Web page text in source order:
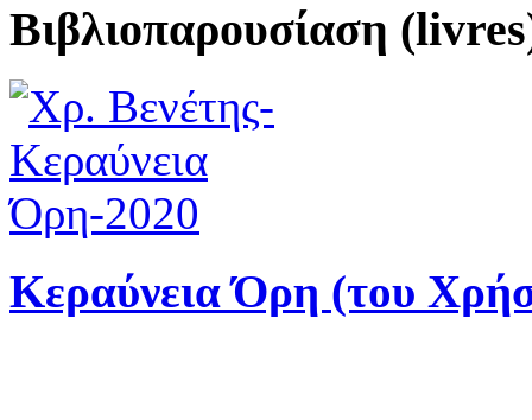
Βιβλιοπαρουσίαση
Κεραύνεια Όρη (του